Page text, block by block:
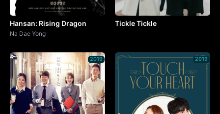
Hansan: Rising Dragon
Na Dae Yong
Tickle Tickle
2019 2019